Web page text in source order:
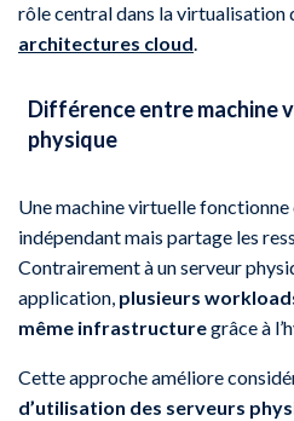
rôle central dans la virtualisation
architectures cloud.
Différence entre machine
physique
Une machine virtuelle
indépendant mais partage les
Contrairement à un serveur
application, plusieurs
même infrastructuregrâce à
Cette approche améliore
d’utilisation des serveurs